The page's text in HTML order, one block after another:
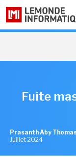
Fuite
Prasanth Aby
Juillet 2024